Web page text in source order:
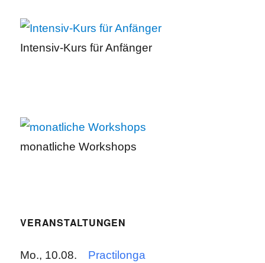
Intensiv-Kurs für Anfänger
monatliche Workshops
VERANSTALTUNGEN
Mo., 10.08.
Practilonga